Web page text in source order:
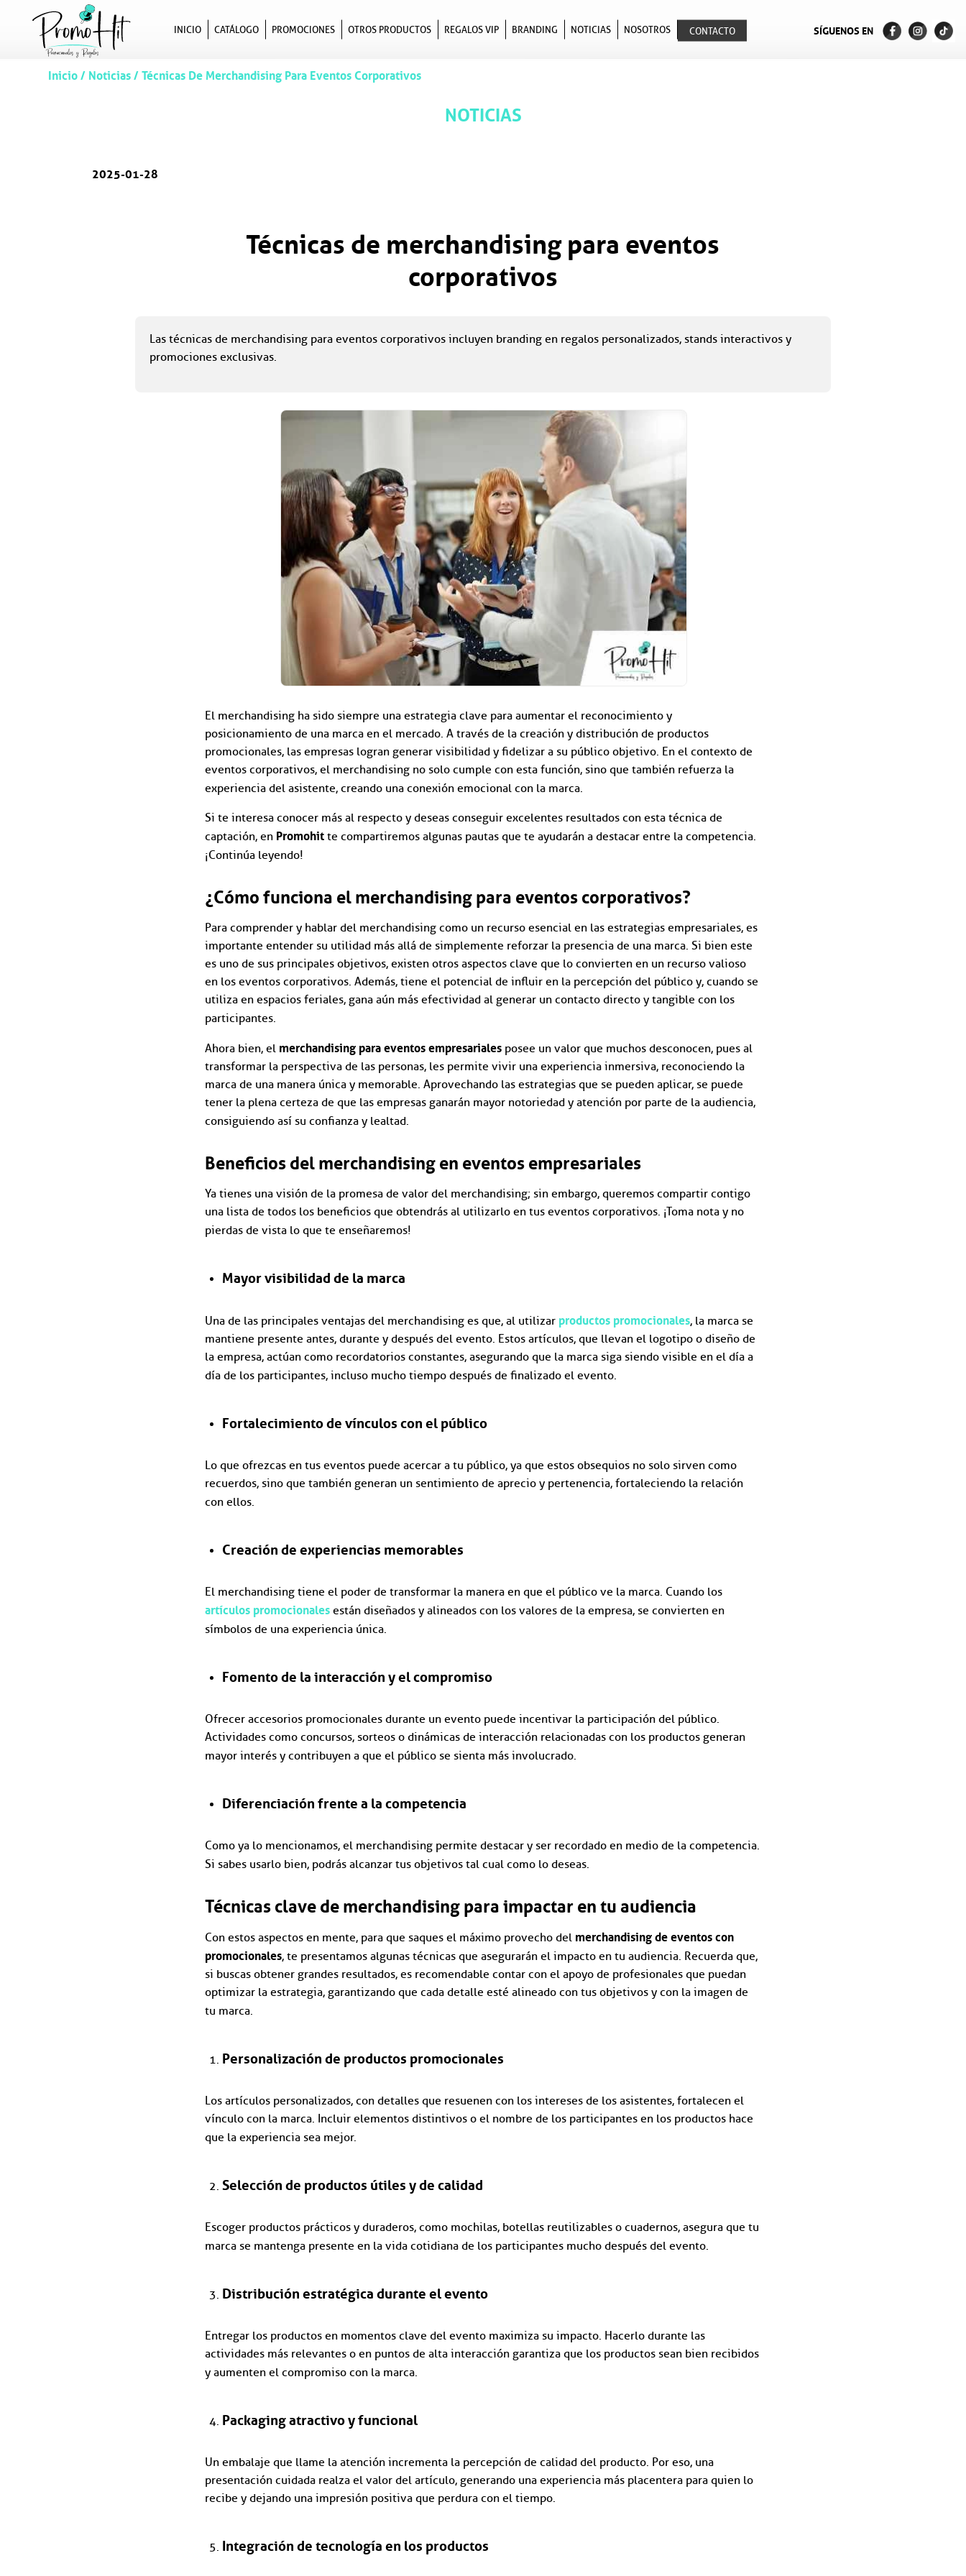
INICIO CATÁLOGO PROMOCIONES OTROS PRODUCTOS REGALOS VIP BRANDING NOTICIAS NOSOTROS CONTACTO SÍGUENOS EN
Inicio/ Noticias/ Técnicas De Merchandising Para Eventos Corporativos
NOTICIAS
2025-01-28
Técnicas de merchandising para eventos
corporativos
Las técnicas de merchandising para eventos corporativos incluyen branding en regalos personalizados, stands interactivos y
promociones exclusivas.
El merchandising ha sido siempre una estrategia clave para aumentar el reconocimiento y
posicionamiento de una marca en el mercado. A través de la creación y distribución de productos
promocionales, las empresas logran generar visibilidad y fidelizar a su público objetivo. En el contexto de
eventos corporativos, el merchandising no solo cumple con esta función, sino que también refuerza la
experiencia del asistente, creando una conexión emocional con la marca.
Si te interesa conocer más al respecto y deseas conseguir excelentes resultados con esta técnica de
captación, en Promohitte compartiremos algunas pautas que te ayudarán a destacar entre la competencia.
¡Continúa leyendo!
¿Cómo funciona el merchandising para eventos corporativos?
Para comprender y hablar del merchandising como un recurso esencial en las estrategias empresariales, es
importante entender su utilidad más allá de simplemente reforzar la presencia de una marca. Si bien este
es uno de sus principales objetivos, existen otros aspectos clave que lo convierten en un recurso valioso
en los eventos corporativos. Además, tiene el potencial de influir en la percepción del público y, cuando se
utiliza en espacios feriales, gana aún más efectividad al generar un contacto directo y tangible con los
participantes.
Ahora bien, el merchandising para eventos empresariales posee un valor que muchos desconocen, pues al
transformar la perspectiva de las personas, les permite vivir una experiencia inmersiva, reconociendo la
marca de una manera única y memorable. Aprovechando las estrategias que se pueden aplicar, se puede
tener la plena certeza de que las empresas ganarán mayor notoriedad y atención por parte de la audiencia,
consiguiendo así su confianza y lealtad.
Beneficios del merchandising en eventos empresariales
Ya tienes una visión de la promesa de valor del merchandising; sin embargo, queremos compartir contigo
una lista de todos los beneficios que obtendrás al utilizarlo en tus eventos corporativos. ¡Toma nota y no
pierdas de vista lo que te enseñaremos!
Mayor visibilidad de la marca
Una de las principales ventajas del merchandising es que, al utilizar productos promocionales, la marca se
mantiene presente antes, durante y después del evento. Estos artículos, que llevan el logotipo o diseño de
la empresa, actúan como recordatorios constantes, asegurando que la marca siga siendo visible en el día a
día de los participantes, incluso mucho tiempo después de finalizado el evento.
Fortalecimiento de vínculos con el público
Lo que ofrezcas en tus eventos puede acercar a tu público, ya que estos obsequios no solo sirven como
recuerdos, sino que también generan un sentimiento de aprecio y pertenencia, fortaleciendo la relación
con ellos.
Creación de experiencias memorables
El merchandising tiene el poder de transformar la manera en que el público ve la marca. Cuando los
artículos promocionalesestán diseñados y alineados con los valores de la empresa, se convierten en
símbolos de una experiencia única.
Fomento de la interacción y el compromiso
Ofrecer accesorios promocionales durante un evento puede incentivar la participación del público.
Actividades como concursos, sorteos o dinámicas de interacción relacionadas con los productos generan
mayor interés y contribuyen a que el público se sienta más involucrado.
Diferenciación frente a la competencia
Como ya lo mencionamos, el merchandising permite destacar y ser recordado en medio de la competencia.
Si sabes usarlo bien, podrás alcanzar tus objetivos tal cual como lo deseas.
Técnicas clave de merchandising para impactar en tu audiencia
Con estos aspectos en mente, para que saques el máximo provecho del merchandising de eventos con
promocionales, te presentamos algunas técnicas que asegurarán el impacto en tu audiencia. Recuerda que,
si buscas obtener grandes resultados, es recomendable contar con el apoyo de profesionales que puedan
optimizar la estrategia, garantizando que cada detalle esté alineado con tus objetivos y con la imagen de
tu marca.
Personalización de productos promocionales
Los artículos personalizados, con detalles que resuenen con los intereses de los asistentes, fortalecen el
vínculo con la marca. Incluir elementos distintivos o el nombre de los participantes en los productos hace
que la experiencia sea mejor.
Selección de productos útiles y de calidad
Escoger productos prácticos y duraderos, como mochilas, botellas reutilizables o cuadernos, asegura que tu
marca se mantenga presente en la vida cotidiana de los participantes mucho después del evento.
Distribución estratégica durante el evento
Entregar los productos en momentos clave del evento maximiza su impacto. Hacerlo durante las
actividades más relevantes o en puntos de alta interacción garantiza que los productos sean bien recibidos
y aumenten el compromiso con la marca.
Packaging atractivo y funcional
Un embalaje que llame la atención incrementa la percepción de calidad del producto. Por eso, una
presentación cuidada realza el valor del artículo, generando una experiencia más placentera para quien lo
recibe y dejando una impresión positiva que perdura con el tiempo.
Integración de tecnología en los productos